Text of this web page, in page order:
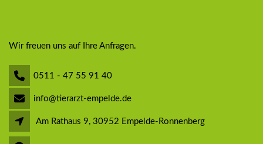
Wir freuen uns auf Ihre Anfragen.
0511 - 47 55 91 40
info@tierarzt-empelde.de
Am Rathaus 9, 30952 Empelde-Ronnenberg